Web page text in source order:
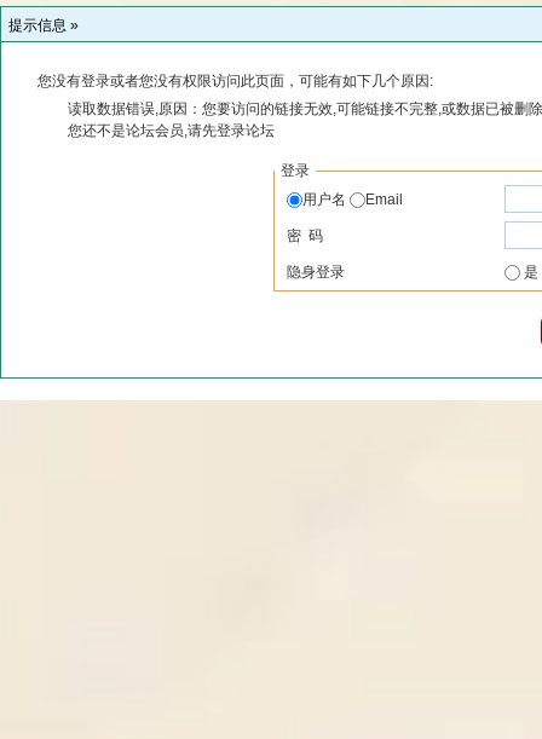
提示信息 »
您没有登录或者您没有权限访问此页面，可能有如下几个原因:
读取数据错误,原因：您要访问的链接无效,可能链接不完整,或数据已被删
您还不是论坛会员,请先登录论坛
登录
用户名
Email
密 码
隐身登录